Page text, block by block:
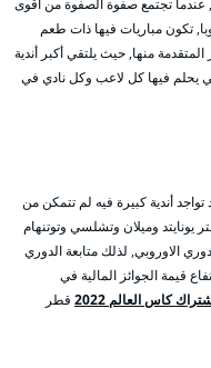
تكون مباريات فيها ذات طعم
منها, حيث يلتقي أكبر أندية
يحلم فيها كل لاعب وكل نادي في
أندية كبيرة فيه لم تتمكن من
يونايتد وميلان وتشلسي وتوتنهام
الاوروبي, لذلك متابعة الدوري
قيمة الجوائز المالية في
كاس العالم 2022 قطر